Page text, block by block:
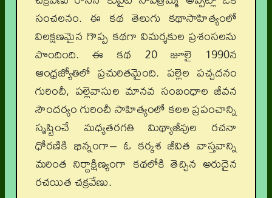
సంచలనం. ఈ కథ తెలుగు కథాసాహిత్యంలో
విలక్షణమైన గొప్ప కథగా విమర్శకుల ప్రశంసలను
పొందింది. ఈ కథ 20 జూలై 1990న
ఆంధ్రజ్యోతిలో ప్రచురితమైంది. పల్లెల పచ్చదనం
గురించీ, పల్లెవాసుల మానవ సంబంధాల జీవన
సౌందర్యం గురించీ సాహిత్యంలో కలల ప్రపంచాన్ని
సృష్టించే మధ్యతరగతి మిథ్యాజీవుల రచనా
ధోరణికి భిన్నంగా– ఓ కర్కశ జీవిత వాస్తవాన్ని
మరింత నిర్దాక్షిణ్యంగా కథలోకి తెచ్చిన అరుదైన
రచయిత చక్రవేణు.